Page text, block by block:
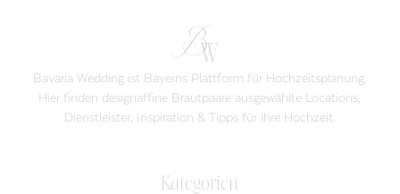
Bavaria Wedding ist Bayerns Plattform für Hochzeitsplanung.
Hier finden designaffine Brautpaare ausgewählte Locations,
Dienstleister, Inspiration & Tipps für ihre Hochzeit.
Kategorien